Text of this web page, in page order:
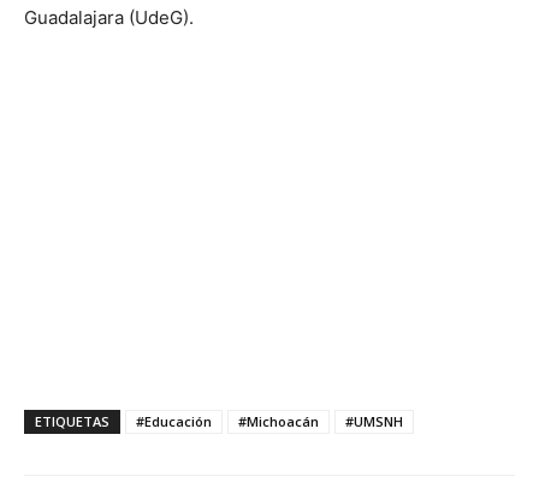
Guadalajara (UdeG).
ETIQUETAS #Educación #Michoacán #UMSNH